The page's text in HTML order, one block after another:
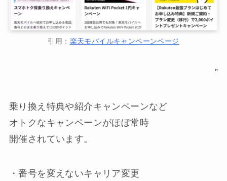
引用： 楽天モバイルキャンペーンページ
”
乗り換え特典や紹介キャンペーンなど
オトクなキャンペーンがほぼ常時
開催されています。
・番号を変えないキャリア変更